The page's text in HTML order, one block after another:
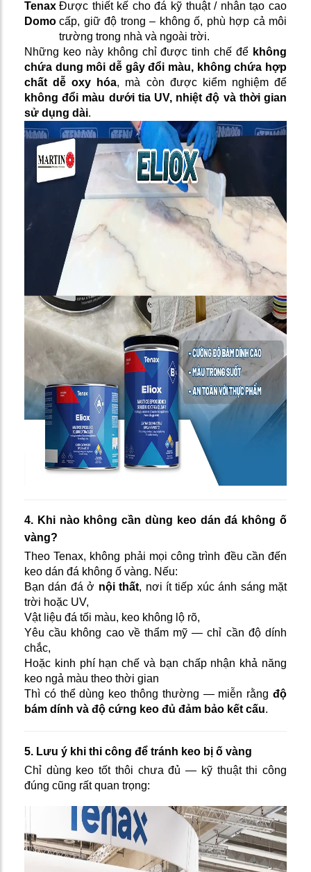
Tenax
Domo
Được thiết kế cho đá kỹ thuật / nhân tạo cao
cấp, giữ độ trong – không ố, phù hợp cả môi
trường trong nhà và ngoài trời.
Những keo này không chỉ được tinh chế để không
chứa dung môi dễ gây đổi màu, không chứa hợp
chất dễ oxy hóa, mà còn được kiểm nghiệm để
không đổi màu dưới tia UV, nhiệt độ và thời gian
sử dụng dài.
4. Khi nào không cần dùng keo dán đá không ố
vàng?
Theo Tenax, không phải mọi công trình đều cần đến
keo dán đá không ố vàng. Nếu:
Bạn dán đá ở nội thất, nơi ít tiếp xúc ánh sáng mặt
trời hoặc UV,
Vật liệu đá tối màu, keo không lộ rõ,
Yêu cầu không cao về thẩm mỹ — chỉ cần độ dính
chắc,
Hoặc kinh phí hạn chế và bạn chấp nhận khả năng
keo ngả màu theo thời gian
Thì có thể dùng keo thông thường — miễn rằng độ
bám dính và độ cứng keo đủ đảm bảo kết cấu.
5. Lưu ý khi thi công để tránh keo bị ố vàng
Chỉ dùng keo tốt thôi chưa đủ — kỹ thuật thi công
đúng cũng rất quan trọng: